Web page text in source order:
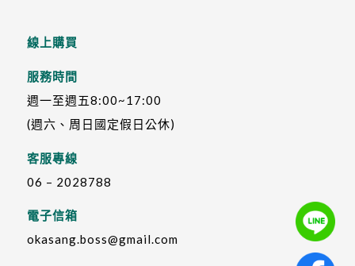
線上購買
服務時間
週一至週五8:00~17:00
(週六、周日國定假日公休)
客服專線
06 – 2028788
電子信箱
okasang.boss@gmail.com